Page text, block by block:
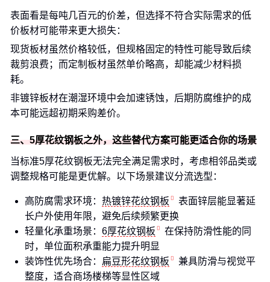
表面看是每吨几百元的价差，但选择不符合实际需求的低
价板材可能带来更大损失：
现货板材虽然价格较低，但规格固定的特性可能导致后续
裁剪浪费；而定制板材虽然单价略高，却能减少材料损
耗。
非镀锌板材在潮湿环境中会加速锈蚀，后期防腐维护的成
本可能远超初期采购差价。
三、5厚花纹钢板之外，这些替代方案可能更适合你的场景
当标准5厚花纹钢板无法完全满足需求时，考虑相邻品类或
调整规格可能是更优解。以下场景建议分流选型：
高防腐需求环境： 热镀锌花纹钢板
表面锌层能显著延
长户外使用年限，避免后续频繁更换
轻量化承重场景： 6厚花纹钢板
在保持防滑性能的同
时，单位面积承重能力提升明显
装饰性优先场合： 扁豆形花纹钢板
兼具防滑与视觉平
整度，适合商场楼梯等显性区域